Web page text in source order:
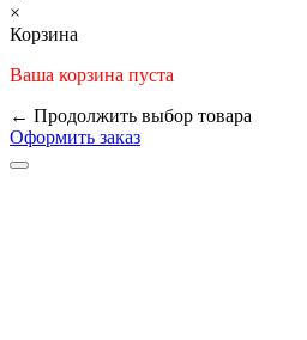
×
Корзина
Ваша корзина пуста
← Продолжить выбор товара
Оформить заказ